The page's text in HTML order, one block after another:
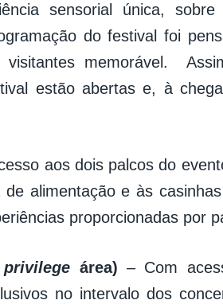
sensorial única,
do festival foi
visitantes memorável.
estão abertas e, à
aos dois palcos do
alimentação e às
proporcionadas por
privilege área) – Com
no intervalo dos